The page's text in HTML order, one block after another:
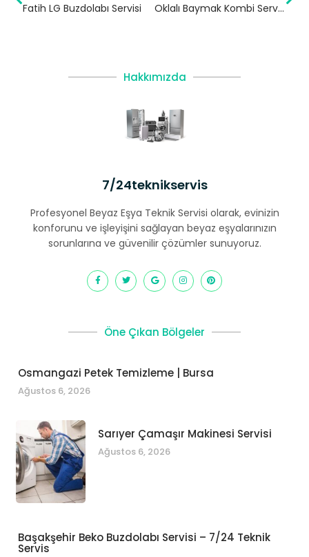
Fatih LG Buzdolabı Servisi Oklalı Baymak Kombi Servisi – Çatalca Yetkili Servis
Hakkımızda
7/24teknikservis
Profesyonel Beyaz Eşya Teknik Servisi olarak, evinizin
konforunu ve işleyişini sağlayan beyaz eşyalarınızın
sorunlarına ve güvenilir çözümler sunuyoruz.
Öne Çıkan Bölgeler
Osmangazi Petek Temizleme | Bursa
Ağustos 6, 2026
Sarıyer Çamaşır Makinesi Servisi
Ağustos 6, 2026
Başakşehir Beko Buzdolabı Servisi – 7/24 Teknik
Servis